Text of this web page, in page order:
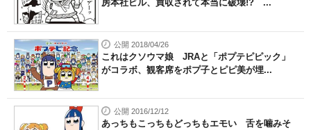
房本社ビル、買収されて本当に破壊!? ...
公開 2018/04/26
これはクソウマ娘 JRAと「ポプテピピック」
がコラボ、観客席をポプ子とピピ美が埋...
公開 2016/12/12
あっちもこっちもどっちもエモい 舌を噛みそ